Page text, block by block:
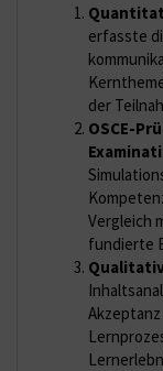
erfasste
der
OSCE-
Vergleich
fundierte